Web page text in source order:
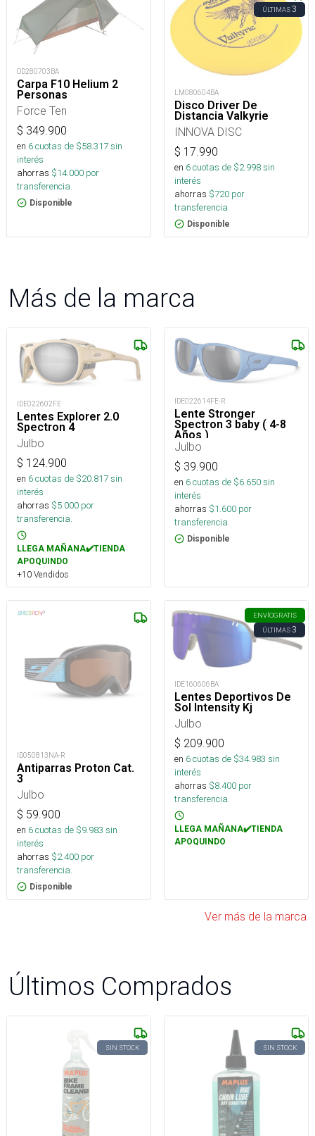
OD280703BA
Carpa F10 Helium 2
Personas
Force Ten
$ 349.900
en 6cuotas de $58.317sin
interés
ahorras $14.000 por
transferencia.
Disponible
ÚLTIMAS3
LM080604BA
Disco Driver De
Distancia Valkyrie
INNOVA DISC
$ 17.990
en 6cuotas de $2.998sin
interés
ahorras $720 por
transferencia.
Disponible
Más de la marca
IDE022602FE
Lentes Explorer 2.0
Spectron 4
Julbo
$ 124.900
en 6cuotas de $20.817sin
interés
ahorras $5.000 por
transferencia.
LLEGA MAÑANA✔️TIENDA
APOQUINDO
+10 Vendidos
IDE022614FE-R
Lente Stronger
Spectron 3 baby ( 4-8
Años )
Julbo
$ 39.900
en 6cuotas de $6.650sin
interés
ahorras $1.600 por
transferencia.
Disponible
ID050813NA-R
Antiparras Proton Cat.
3
Julbo
$ 59.900
en 6cuotas de $9.983 sin
interés
ahorras $2.400 por
transferencia.
Disponible
ENVÍOGRATIS
ÚLTIMAS3
IDE160606BA
Lentes Deportivos De
Sol Intensity Kj
Julbo
$ 209.900
en 6cuotas de $34.983 sin
interés
ahorras $8.400 por
transferencia.
LLEGA MAÑANA✔️TIENDA
APOQUINDO
Ver más de la marca
Últimos Comprados
SIN STOCK SIN STOCK